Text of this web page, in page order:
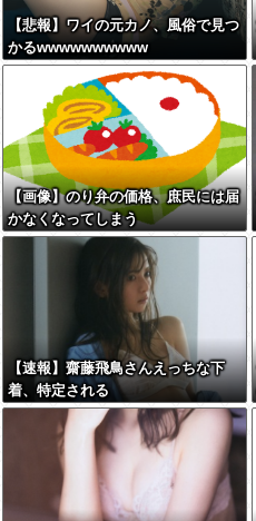
【悲報】ワイの元カノ、風俗で見つ
かるwwwwwwwwww
【画像】のり弁の価格、庶民には届
かなくなってしまう
【速報】齋藤飛鳥さんえっちな下
着、特定される